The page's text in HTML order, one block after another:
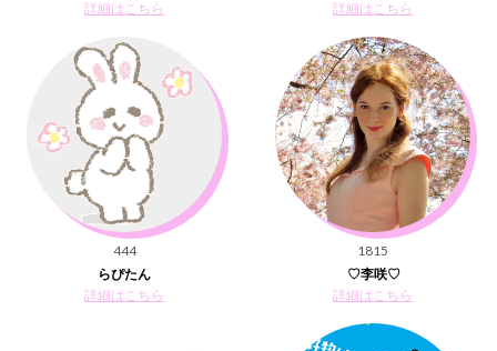
詳細はこちら
詳細はこちら
444
らぴたん
詳細はこちら
1815
♡李咲♡
詳細はこちら